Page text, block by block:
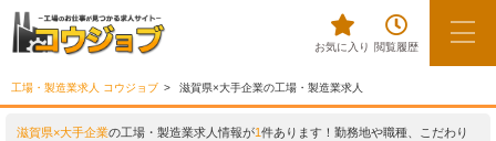
お気に入り 閲覧履歴
工場・製造業求人 コウジョブ 滋賀県×大手企業の工場・製造業求人
滋賀県×大手企業の工場・製造業求人情報が1件あります！勤務地や職種、こだわり